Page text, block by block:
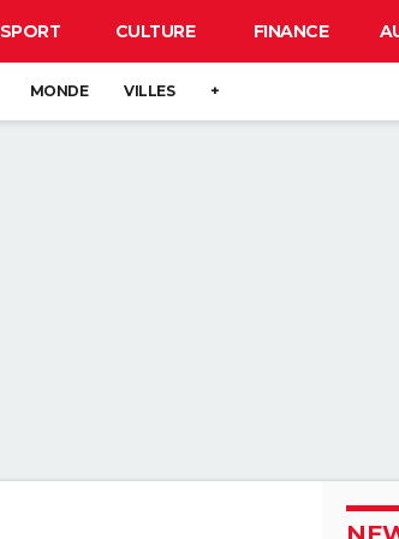
SPORT CULTURE FINANCE
MONDE VILLES +